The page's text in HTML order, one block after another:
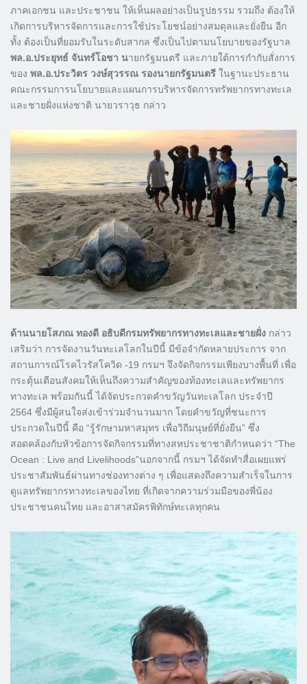
ภาคเอกชน และประชาชน ให้เห็นผลอย่างเป็นรูปธรรม รวมถึง ต้องให้
เกิดการบริหารจัดการและการใช้ประโยชน์อย่างสมดุลและยั่งยืน อีก
ทั้ง ต้องเป็นที่ยอมรับในระดับสากล ซึ่งเป็นไปตามนโยบายของรัฐบาล
พล.อ.ประยุทธ์ จันทร์โอชา นายกรัฐมนตรี และภายใต้การกำกับสั่งการ
ของ พล.อ.ประวิตร วงษ์สุวรรณ รองนายกรัฐมนตรี ในฐานะประธาน
คณะกรรมการนโยบายและแผนการบริหารจัดการทรัพยากรทางทะเล
และชายฝั่งแห่งชาติ นายวราวุธ กล่าว
ด้านนายโสภณ ทองดี อธิบดีกรมทรัพยากรทางทะเลและชายฝั่ง กล่าว
เสริมว่า การจัดงานวันทะเลโลกในปีนี้ มีข้อจำกัดหลายประการ จาก
สถานการณ์โรคไวรัสโควิด -19 กรมฯ จึงจัดกิจกรรมเพียงบางพื้นที่ เพื่อ
กระตุ้นเตือนสังคมให้เห็นถึงความสำคัญของท้องทะเลและทรัพยากร
ทางทะเล พร้อมกันนี้ ได้จัดประกวดคำขวัญวันทะเลโลก ประจำปี
2564 ซึ่งมีผู้สนใจส่งเข้าร่วมจำนวนมาก โดยคำขวัญที่ชนะการ
ประกวดในปีนี้ คือ “รู้รักษามหาสมุทร เพื่อวิถีมนุษย์ที่ยั่งยืน” ซึ่ง
สอดคล้องกับหัวข้อการจัดกิจกรรมที่ทางสหประชาชาติกำหนดว่า “The
Ocean : Live and Livelihoods”นอกจากนี้ กรมฯ ได้จัดทำสื่อเผยแพร่
ประชาสัมพันธ์ผ่านทางช่องทางต่าง ๆ เพื่อแสดงถึงความสำเร็จในการ
ดูแลทรัพยากรทางทะเลของไทย ที่เกิดจากความร่วมมือของพี่น้อง
ประชาชนคนไทย และอาสาสมัครพิทักษ์ทะเลทุกคน